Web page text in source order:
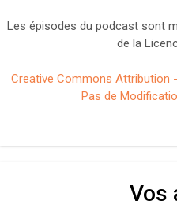
Les épisodes du podcast sont
de la
Creative Commons Attribution
Pas de
Vos